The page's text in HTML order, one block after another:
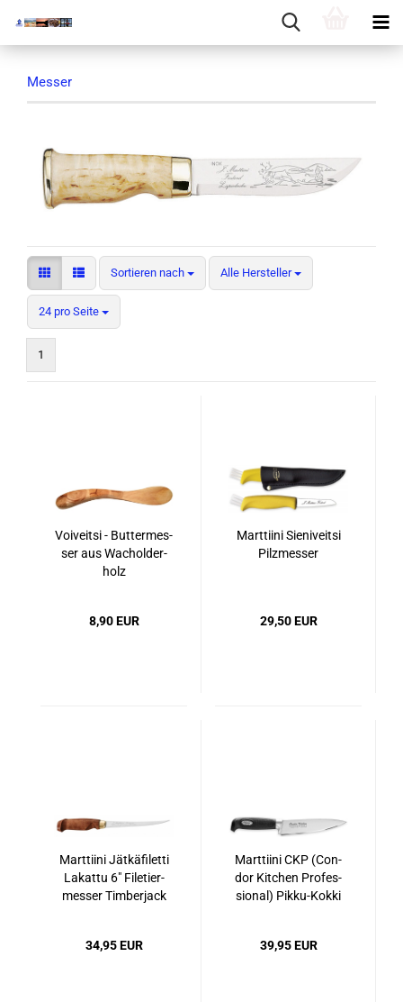
Messer
Sortieren nach
Sortieren nach Alle Hersteller
24 pro Seite
pro Seite
1
Voi­veitsi - But­ter­mes­
ser aus Wa­chol­der­
holz
8,90 EUR
Marttiini Si­e­ni­veitsi
Pilz­mes­ser
29,50 EUR
Marttiini Jät­kä­fi­let­ti
La­kat­tu 6" Fi­le­tier­
mes­ser Tim­ber­jack
34,95 EUR
Marttiini CKP (Con­
dor Kit­chen Pro­fes­
sio­nal) Pikku-​​Kokki
39,95 EUR